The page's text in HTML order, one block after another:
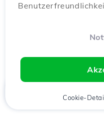
Cookie-
Kunde